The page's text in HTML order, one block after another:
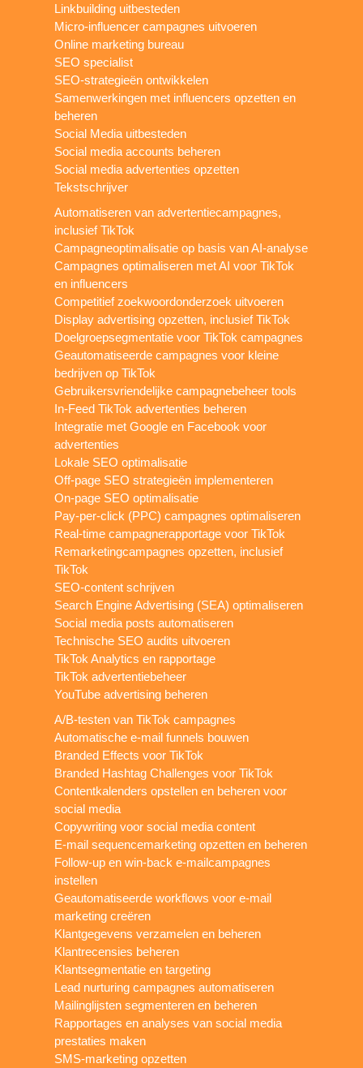
Linkbuilding uitbesteden
Micro-influencer campagnes uitvoeren
Online marketing bureau
SEO specialist
SEO-strategieën ontwikkelen
Samenwerkingen met influencers opzetten en
beheren
Social Media uitbesteden
Social media accounts beheren
Social media advertenties opzetten
Tekstschrijver
Automatiseren van advertentiecampagnes,
inclusief TikTok
Campagneoptimalisatie op basis van AI-analyse
Campagnes optimaliseren met AI voor TikTok
en influencers
Competitief zoekwoordonderzoek uitvoeren
Display advertising opzetten, inclusief TikTok
Doelgroepsegmentatie voor TikTok campagnes
Geautomatiseerde campagnes voor kleine
bedrijven op TikTok
Gebruikersvriendelijke campagnebeheer tools
In-Feed TikTok advertenties beheren
Integratie met Google en Facebook voor
advertenties
Lokale SEO optimalisatie
Off-page SEO strategieën implementeren
On-page SEO optimalisatie
Pay-per-click (PPC) campagnes optimaliseren
Real-time campagnerapportage voor TikTok
Remarketingcampagnes opzetten, inclusief
TikTok
SEO-content schrijven
Search Engine Advertising (SEA) optimaliseren
Social media posts automatiseren
Technische SEO audits uitvoeren
TikTok Analytics en rapportage
TikTok advertentiebeheer
YouTube advertising beheren
A/B-testen van TikTok campagnes
Automatische e-mail funnels bouwen
Branded Effects voor TikTok
Branded Hashtag Challenges voor TikTok
Contentkalenders opstellen en beheren voor
social media
Copywriting voor social media content
E-mail sequencemarketing opzetten en beheren
Follow-up en win-back e-mailcampagnes
instellen
Geautomatiseerde workflows voor e-mail
marketing creëren
Klantgegevens verzamelen en beheren
Klantrecensies beheren
Klantsegmentatie en targeting
Lead nurturing campagnes automatiseren
Mailinglijsten segmenteren en beheren
Rapportages en analyses van social media
prestaties maken
SMS-marketing opzetten